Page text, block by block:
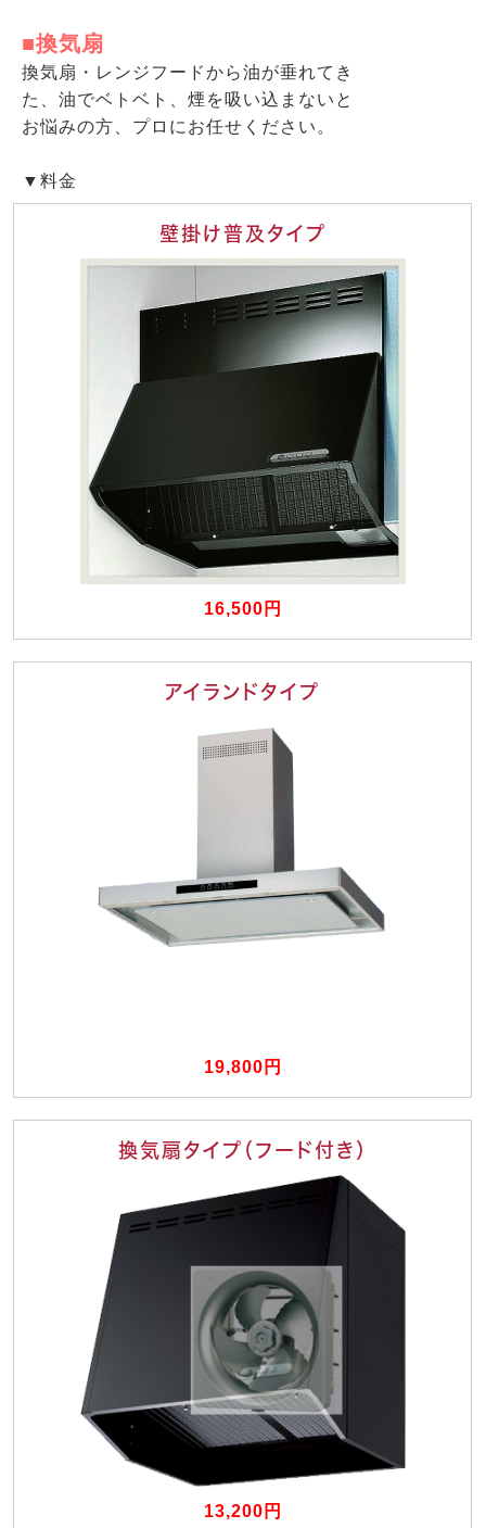
■換気扇
換気扇・レンジフードから油が垂れてき
た、油でベトベト、煙を吸い込まないと
お悩みの方、プロにお任せください。
▼料金
壁掛け普及タイプ
16,500円
アイランドタイプ
19,800円
換気扇タイプ（フード付き）
13,200円